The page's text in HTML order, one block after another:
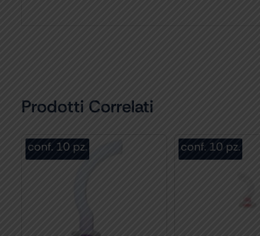
Prodotti Correlati
conf. 10 pz. conf. 10 pz.